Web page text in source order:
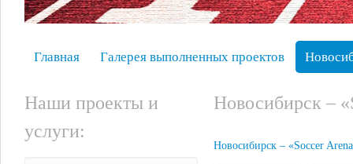
Главная Галерея выполненных проектов
Наши проекты и
услуги:
Новосибирск –
Новосибирск – «Soccer